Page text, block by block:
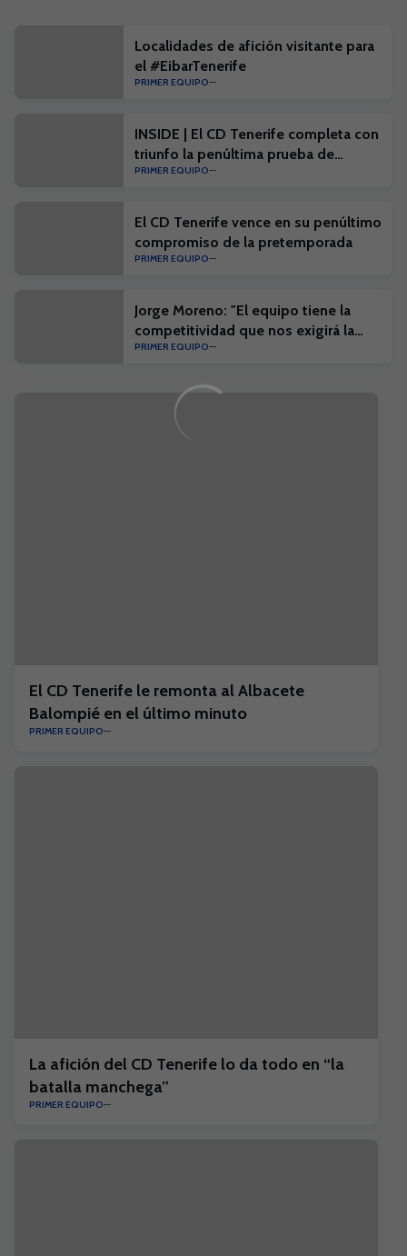
Localidades de afición visitante para
el #EibarTenerife
PRIMER EQUIPO
INSIDE | El CD Tenerife completa con
triunfo la penúltima prueba de
pretemporada
PRIMER EQUIPO
El CD Tenerife vence en su penúltimo
compromiso de la pretemporada
PRIMER EQUIPO
Jorge Moreno: "El equipo tiene la
competitividad que nos exigirá la
competición"
PRIMER EQUIPO
El CD Tenerife le remonta al Albacete
Balompié en el último minuto
PRIMER EQUIPO
La afición del CD Tenerife lo da todo en “la
batalla manchega”
PRIMER EQUIPO